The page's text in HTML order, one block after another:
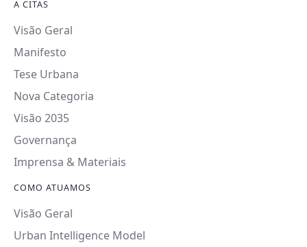
A CITAS
Visão Geral
Manifesto
Tese Urbana
Nova Categoria
Visão 2035
Governança
Imprensa & Materiais
COMO ATUAMOS
Visão Geral
Urban Intelligence Model